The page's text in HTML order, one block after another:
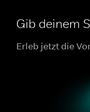
Gib deinem
Erleb jetzt die